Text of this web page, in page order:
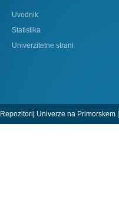
Uvodnik
Statistika
Univerzitetne strani
Repozitorij Univerze na Primorskem |